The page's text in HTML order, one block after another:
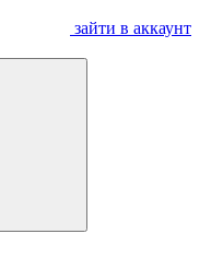
зайти в аккаунт